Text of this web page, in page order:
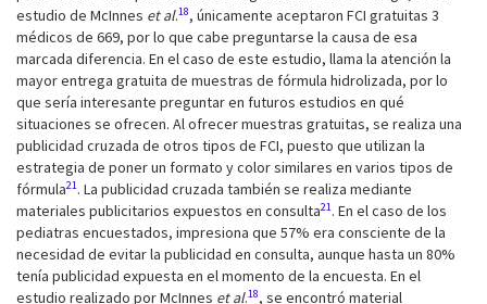
estudio de McInnes et al.18, únicamente aceptaron FCI gratuitas 3
médicos de 669, por lo que cabe preguntarse la causa de esa
marcada diferencia. En el caso de este estudio, llama la atención la
mayor entrega gratuita de muestras de fórmula hidrolizada, por lo
que sería interesante preguntar en futuros estudios en qué
situaciones se ofrecen. Al ofrecer muestras gratuitas, se realiza una
publicidad cruzada de otros tipos de FCI, puesto que utilizan la
estrategia de poner un formato y color similares en varios tipos de
fórmula21. La publicidad cruzada también se realiza mediante
materiales publicitarios expuestos en consulta21. En el caso de los
pediatras encuestados, impresiona que 57% era consciente de la
necesidad de evitar la publicidad en consulta, aunque hasta un 80%
tenía publicidad expuesta en el momento de la encuesta. En el
estudio realizado por McInnes et al.18, se encontró material